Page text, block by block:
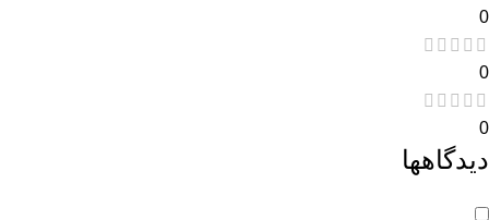
0
0
0
دیدگاهها